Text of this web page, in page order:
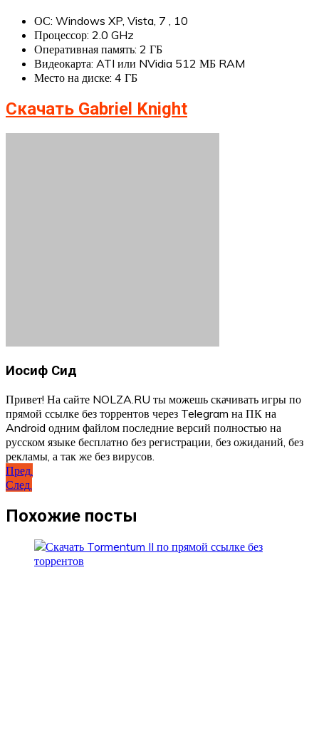
ОС: Windows XP, Vista, 7 , 10
Процессор: 2.0 GHz
Оперативная память: 2 ГБ
Видеокарта: ATI или NVidia 512 МБ RAM
Место на диске: 4 ГБ
Скачать Gabriel Knight
Иосиф Сид
Привет! На сайте NOLZA.RU ты можешь скачивать игры по
прямой ссылке без торрентов через Telegram на ПК на
Android одним файлом последние версий полностью на
русском языке бесплатно без регистрации, без ожиданий, без
рекламы, а так же без вирусов.
Навигация
по
записям
Пред.
След.
Похожие посты